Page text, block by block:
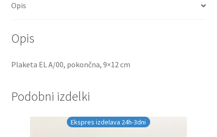
Opis
Opis
Plaketa EL A/00, pokončna, 9×12 cm
Podobni izdelki
Ekspres izdelava 24h-3dni